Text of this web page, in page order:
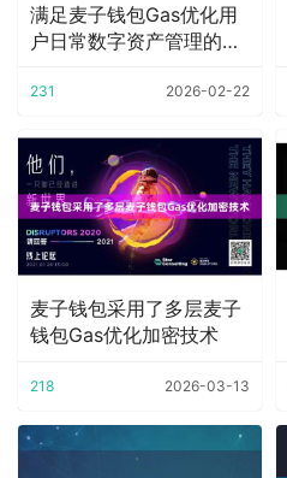
满足麦子钱包Gas优化用
户日常数字资产管理的需
231 2026-02-22
麦子钱包采用了多层麦子
钱包Gas优化加密技术
218 2026-03-13